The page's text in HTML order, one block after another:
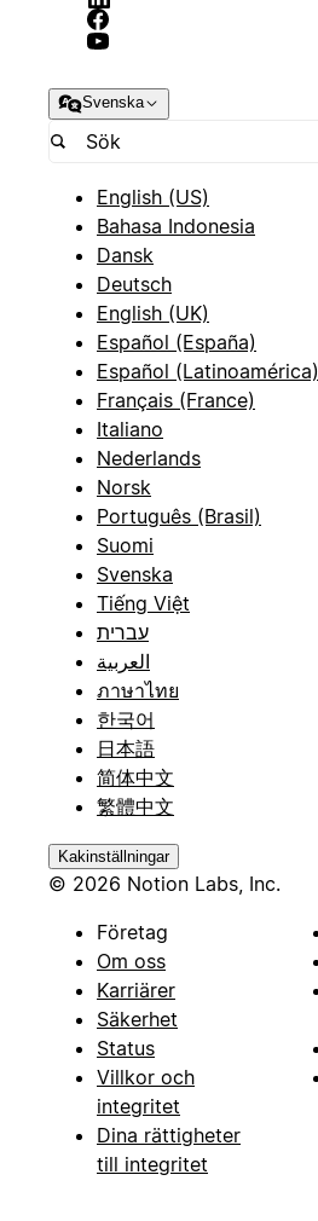
Svenska
English (US)
Bahasa Indonesia
Dansk
Deutsch
English (UK)
Español (España)
Español (Latinoamérica)
Français (France)
Italiano
Nederlands
Norsk
Português (Brasil)
Suomi
Svenska
Tiếng Việt
עברית
العربية
ภาษาไทย
한국어
日本語
简体中文
繁體中文
Kakinställningar
© 2026 Notion Labs, Inc.
Företag
Om oss
Karriärer
Säkerhet
Status
Villkor och
integritet
Dina rättigheter
till integritet